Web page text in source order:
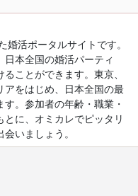
活ポータルサイトです。
本全国の婚活パーティ
ことができます。東京、
アをはじめ、日本全国の最
。参加者の年齢・職業・
に、オミカレでピッタリ
いましょう。